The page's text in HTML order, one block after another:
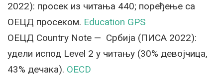
2022): просек из читања 440; поређење са
ОЕЦД просеком. Education GPS
ОЕЦД Country Note — Србија (ПИСА 2022):
удели испод Level 2 у читању (30% девојчица,
43% дечака). OECD